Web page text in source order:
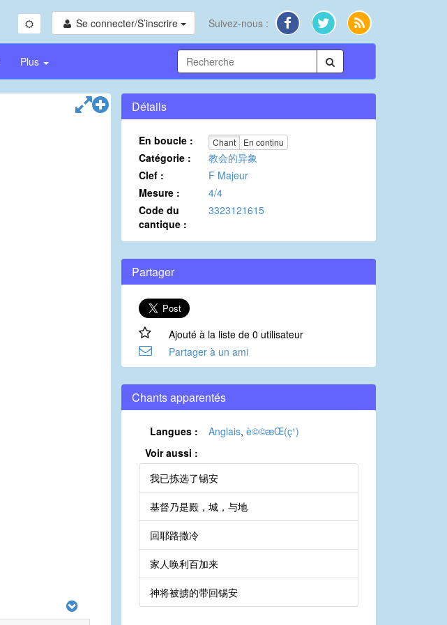
Se connecter/S’inscrire Suivez-nous :
Plus
Détails
En boucle : Chant En continu
Catégorie :
教会的异象
Clef :
F Majeur
Mesure :
4/4
Code du
cantique :
3323121615
Partager
Ajouté à la liste de 0 utilisateur
Partager à un ami
Chants apparentés
Langues : Anglais, è©©æ­Œ(ç¹)
Voir aussi :
我已拣选了锡安
基督乃是殿，城，与地
回耶路撒冷
家人唤利百加来
神将被掳的带回锡安